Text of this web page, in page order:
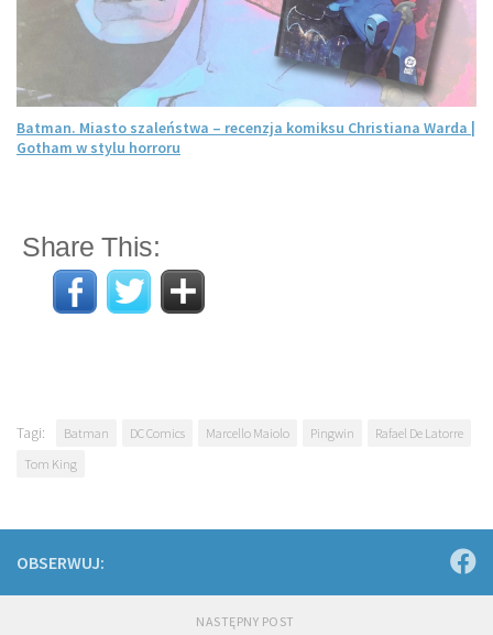
Batman. Miasto szaleństwa – recenzja komiksu Christiana Warda |
Gotham w stylu horroru
Share This:
Tagi: Batman DC Comics Marcello Maiolo Pingwin
Rafael De Latorre
Tom King
OBSERWUJ:
NASTĘPNY POST